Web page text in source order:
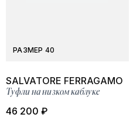
РАЗМЕР 40
SALVATORE FERRAGAMO
Туфли на низком каблуке
46 200 ₽